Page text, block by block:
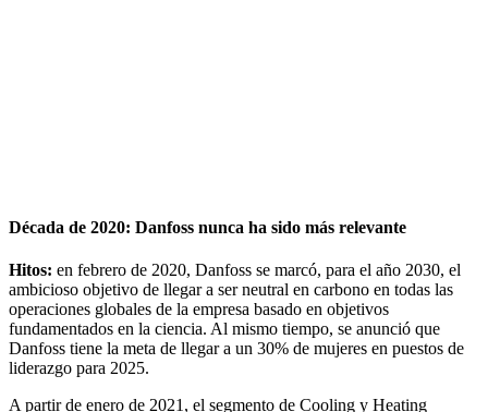
Década de 2020: Danfoss nunca ha sido más relevante
Hitos: en febrero de 2020, Danfoss se marcó, para el año 2030, el
ambicioso objetivo de llegar a ser neutral en carbono en todas las
operaciones globales de la empresa basado en objetivos
fundamentados en la ciencia. Al mismo tiempo, se anunció que
Danfoss tiene la meta de llegar a un 30% de mujeres en puestos de
liderazgo para 2025.
A partir de enero de 2021, el segmento de Cooling y Heating